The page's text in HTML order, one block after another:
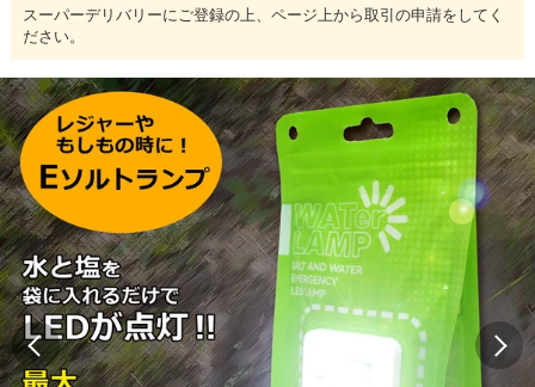
スーパーデリバリーにご登録の上、ページ上から取引の申請をしてく
ださい。